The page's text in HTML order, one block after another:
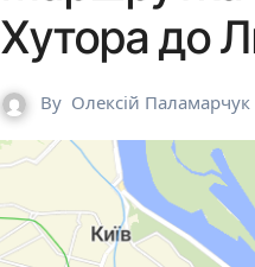
Хутора до
By Олексій Паламарчук